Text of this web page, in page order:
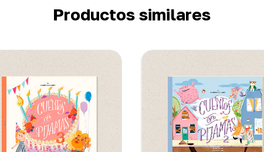
Productos similares